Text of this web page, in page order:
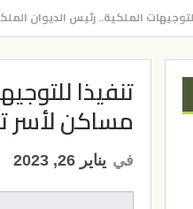
الملكية.. رئيس الديوان
تنفيذا
مساكن لأسر
في يناير 26, 2023